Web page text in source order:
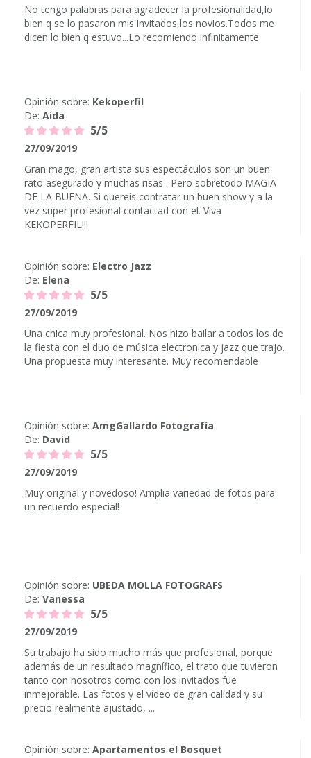
No tengo palabras para agradecer la profesionalidad,lo
bien q se lo pasaron mis invitados,los novios.Todos me
dicen lo bien q estuvo...Lo recomiendo infinitamente
Opinión sobre: Kekoperfil
De: Aida
5/5
27/09/2019
Gran mago, gran artista sus espectáculos son un buen
rato asegurado y muchas risas . Pero sobretodo MAGIA
DE LA BUENA. Si quereis contratar un buen show y a la
vez super profesional contactad con el. Viva
KEKOPERFIL!!!
Opinión sobre: Electro Jazz
De: Elena
5/5
27/09/2019
Una chica muy profesional. Nos hizo bailar a todos los de
la fiesta con el duo de música electronica y jazz que trajo.
Una propuesta muy interesante. Muy recomendable
Opinión sobre: AmgGallardo Fotografía
De: David
5/5
27/09/2019
Muy original y novedoso! Amplia variedad de fotos para
un recuerdo especial!
Opinión sobre: UBEDA MOLLA FOTOGRAFS
De: Vanessa
5/5
27/09/2019
Su trabajo ha sido mucho más que profesional, porque
además de un resultado magnífico, el trato que tuvieron
tanto con nosotros como con los invitados fue
inmejorable. Las fotos y el vídeo de gran calidad y su
precio realmente ajustado, ...
Opinión sobre: Apartamentos el Bosquet